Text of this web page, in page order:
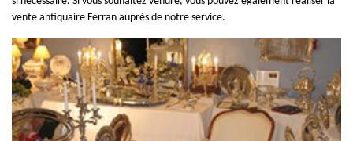
vente antiquaire Ferran auprès de notre service.